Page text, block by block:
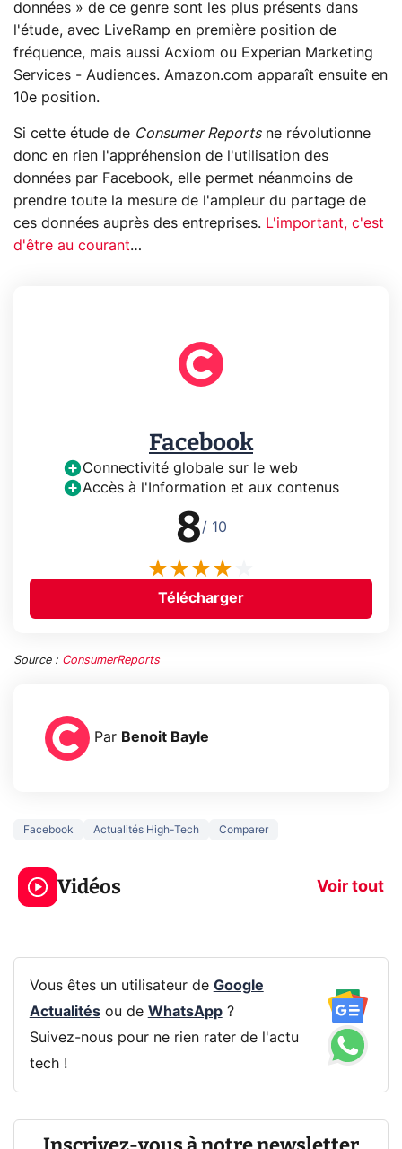
données » de ce genre sont les plus présents dans
l'étude, avec LiveRamp en première position de
fréquence, mais aussi Acxiom ou Experian Marketing
Services - Audiences. Amazon.com apparaît ensuite en
10e position.
Si cette étude de Consumer Reportsne révolutionne
donc en rien l'appréhension de l'utilisation des
données par Facebook, elle permet néanmoins de
prendre toute la mesure de l'ampleur du partage de
ces données auprès des entreprises. L'important, c'est
d'être au courant…
Facebook
Connectivité globale sur le web
Accès à l'Information et aux contenus
8/ 10
Télécharger
Source : ConsumerReports
Par Benoit Bayle
Facebook Actualités High-Tech Comparer
Vidéos Voir tout
Ce que vous ne
savez sur la
navigation privée !
Pixel 11 Pro
Vous êtes un utilisateur de Google
Actualitésou de WhatsApp?
Suivez-nous pour ne rien rater de l'actu
tech !